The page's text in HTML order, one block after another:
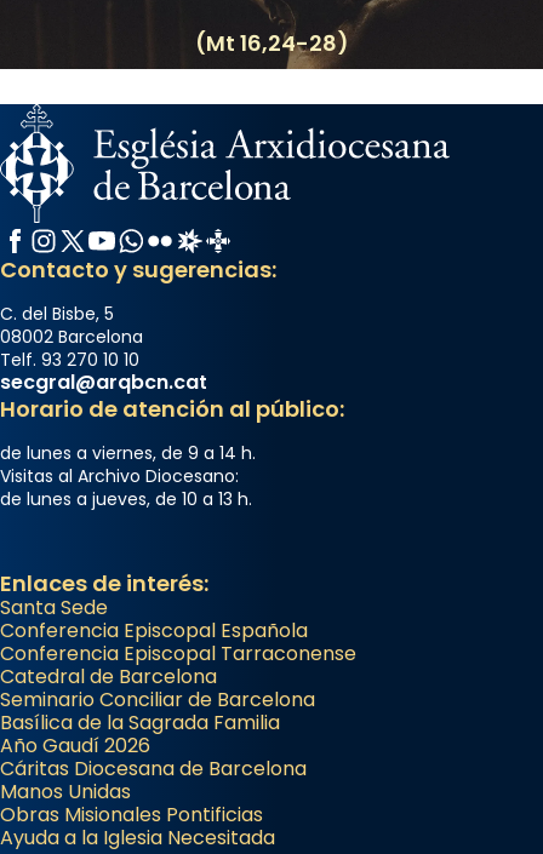
(Mt 16,24-28)
Facebook
Instagram
X / Twitter
YouTube
WhatsApp
FlickrRadio Estel
Catalunya Cristiana
Contacto y sugerencias:
C. del Bisbe, 5
08002 Barcelona
Telf. 93 270 10 10
secgral@arqbcn.cat
Horario de atención al público:
de lunes a viernes, de 9 a 14 h.
Visitas al Archivo Diocesano:
de lunes a jueves, de 10 a 13 h.
Enlaces de interés:
Santa Sede
Conferencia Episcopal Española
Conferencia Episcopal Tarraconense
Catedral de Barcelona
Seminario Conciliar de Barcelona
Basílica de la Sagrada Familia
Año Gaudí 2026
Cáritas Diocesana de Barcelona
Manos Unidas
Obras Misionales Pontificias
Ayuda a la Iglesia Necesitada